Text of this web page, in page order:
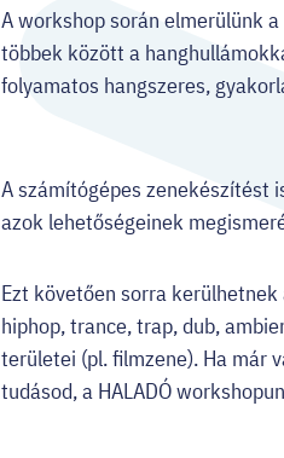
A workshop során elmerülünk
többek között a
folyamatos hangszeres,
A számítógépes zenekészítést
azok lehetőségeinek
Ezt követően sorra
hiphop, trance, trap, dub,
területei (pl. filmzene). Ha már
tudásod, a HALADÓ